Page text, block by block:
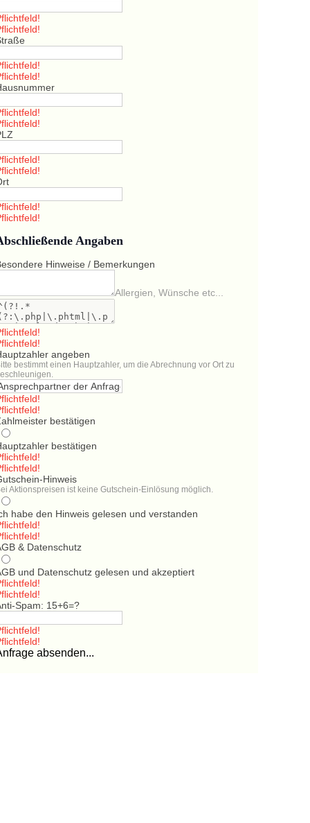
Angaben
Hinweise / Bemerkungen
Allergien, Wünsche etc...
angeben
bestimmt einen Hauptzahler, um die Abrechnung vor Ort zu
bestätigen
bestätigen
Hinweis
Aktionspreisen ist keine Gutschein-Einlösung möglich.
habe den Hinweis gelesen und verstanden
& Datenschutz
und Datenschutz gelesen und akzeptiert
Spam: 15+6=?
absenden...